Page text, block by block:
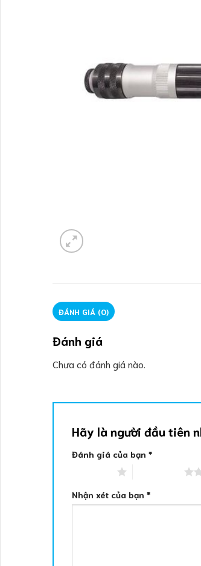
ĐÁNH GIÁ (0)
Đánh giá
Chưa có đánh giá nào.
Hãy là người đầu tiên
Đánh giá của bạn *
Nhận xét của bạn *